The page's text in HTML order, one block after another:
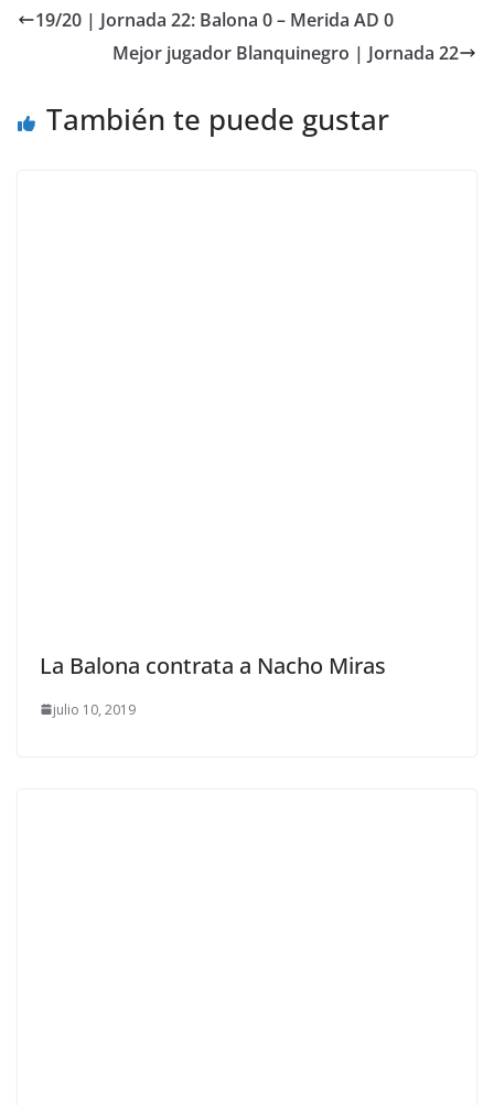
19/20 | Jornada 22: Balona 0 – Merida AD 0
Mejor jugador Blanquinegro | Jornada 22
También te puede gustar
La Balona contrata a Nacho Miras
julio 10, 2019